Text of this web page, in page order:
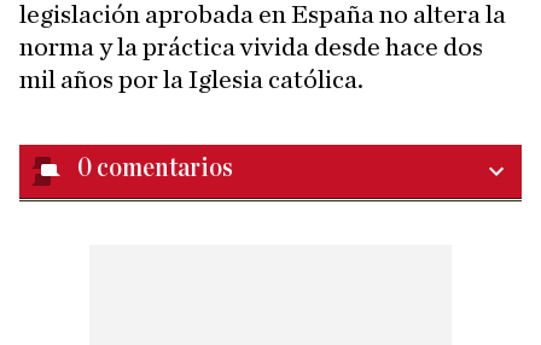
legislación aprobada en España no altera la
norma y la práctica vivida desde hace dos
mil años por la Iglesia católica.
0 comentarios